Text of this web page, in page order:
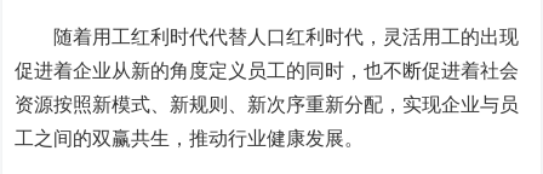
随着用工红利时代代替人口红利时代，灵活用工的出现
促进着企业从新的角度定义员工的同时，也不断促进着社会
资源按照新模式、新规则、新次序重新分配，实现企业与员
工之间的双赢共生，推动行业健康发展。